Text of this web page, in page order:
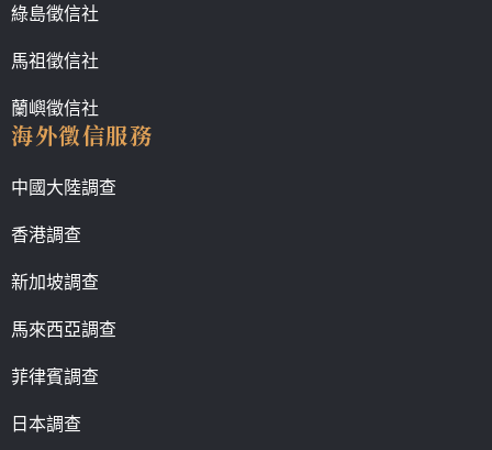
綠島徵信社
馬祖徵信社
蘭嶼徵信社
海外徵信服務
中國大陸調查
香港調查
新加坡調查
馬來西亞調查
菲律賓調查
日本調查